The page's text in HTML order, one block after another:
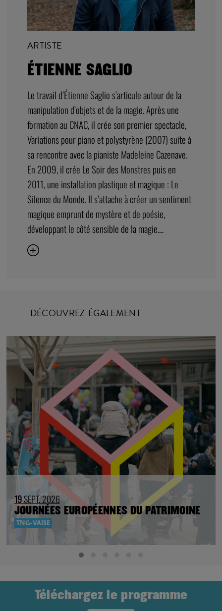
manipulation d’objets et de la magie. Après une
formation au CNAC, il crée son premier spectacle,
Variations pour piano et polystyrène (2007) suite à
sa rencontre avec la pianiste Madeleine Cazenave.
En 2009, il crée Le Soir des Monstres puis en
2011, une installation plastique et magique : Le
Silence du Monde. Il s’attache à créer un sentiment
magique emprunt de mystère et de poésie,
développant le côté sensible de la magie....
DÉCOUVREZ ÉGALEMENT
19 SEPT. 2026
JOURNÉES EUROPÉENNES DU PATRIMOINE
TNG-VAISE
Téléchargez le programme
TÉLÉCHARGER
Recevez notre newsletter